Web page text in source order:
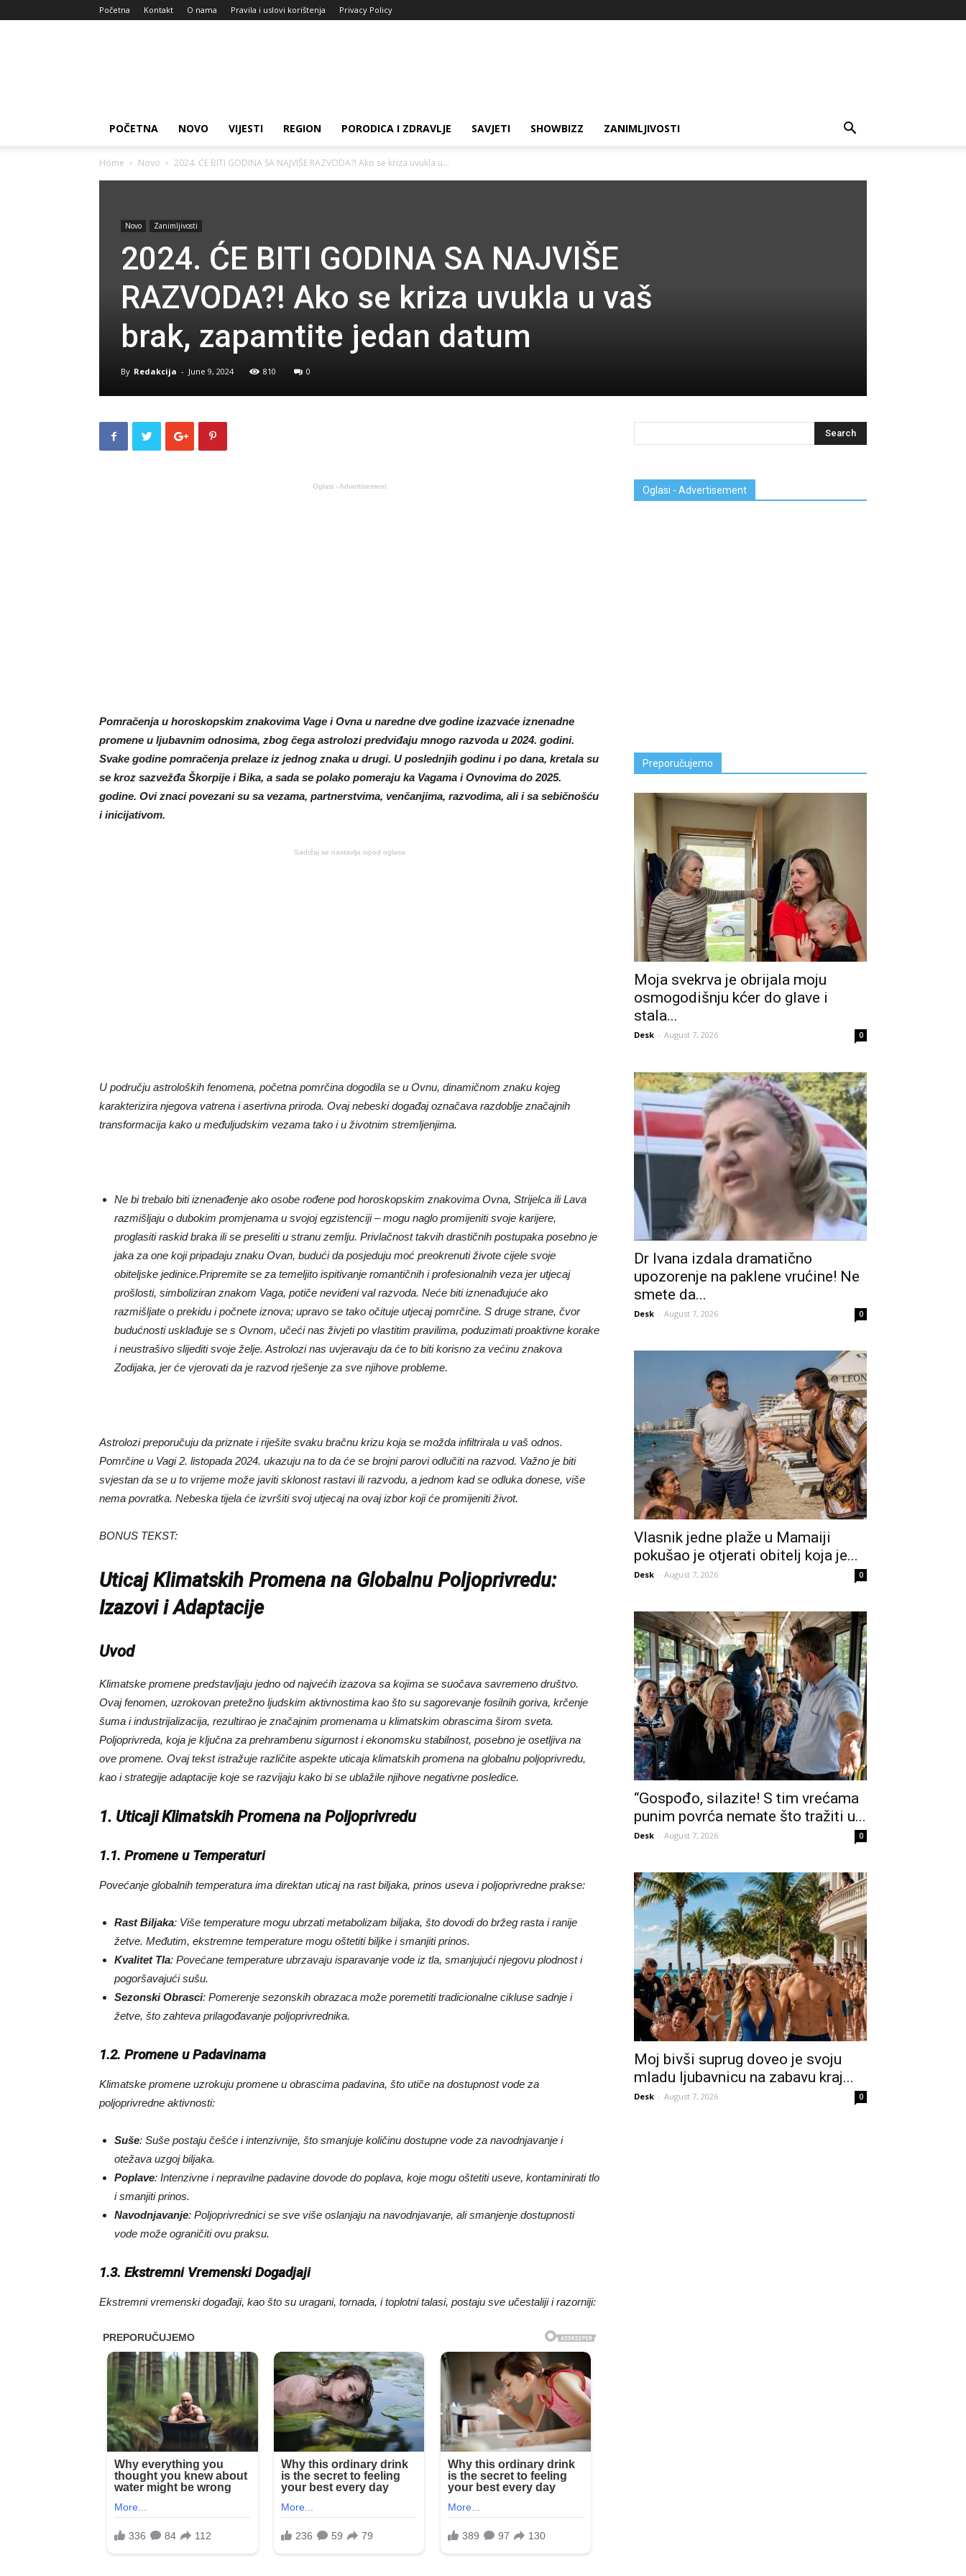
Početna Kontakt O nama Pravila i uslovi korištenja Privacy Policy
POČETNA NOVO VIJESTI REGION PORODICA I ZDRAVLJE SAVJETI SHOWBIZZ ZANIMLJIVOSTI
Home Novo 2024. ĆE BITI GODINA SA NAJVIŠE RAZVODA?! Ako se kriza uvukla u...
Novo Zanimljivosti
2024. ĆE BITI GODINA SA NAJVIŠE
RAZVODA?! Ako se kriza uvukla u vaš
brak, zapamtite jedan datum
By Redakcija - June 9, 2024 810 0
Oglasi - Advertisement
Pomračenja u horoskopskim znakovima Vage i Ovna u naredne dve godine izazvaće iznenadne
promene u ljubavnim odnosima, zbog čega astrolozi predviđaju mnogo razvoda u 2024. godini.
Svake godine pomračenja prelaze iz jednog znaka u drugi. U poslednjih godinu i po dana, kretala su
se kroz sazvežđa Škorpije i Bika, a sada se polako pomeraju ka Vagama i Ovnovima do 2025.
godine. Ovi znaci povezani su sa vezama, partnerstvima, venčanjima, razvodima, ali i sa sebičnošću
i inicijativom.
Sadržaj se nastavlja ispod oglasa
U području astroloških fenomena, početna pomrčina dogodila se u Ovnu, dinamičnom znaku kojeg
karakterizira njegova vatrena i asertivna priroda. Ovaj nebeski događaj označava razdoblje značajnih
transformacija kako u međuljudskim vezama tako i u životnim stremljenjima.
Ne bi trebalo biti iznenađenje ako osobe rođene pod horoskopskim znakovima Ovna, Strijelca ili Lava
razmišljaju o dubokim promjenama u svojoj egzistenciji – mogu naglo promijeniti svoje karijere,
proglasiti raskid braka ili se preseliti u stranu zemlju. Privlačnost takvih drastičnih postupaka posebno je
jaka za one koji pripadaju znaku Ovan, budući da posjeduju moć preokrenuti živote cijele svoje
obiteljske jedinice.Pripremite se za temeljito ispitivanje romantičnih i profesionalnih veza jer utjecaj
prošlosti, simboliziran znakom Vaga, potiče neviđeni val razvoda. Neće biti iznenađujuće ako
razmišljate o prekidu i počnete iznova; upravo se tako očituje utjecaj pomrčine. S druge strane, čvor
budućnosti usklađuje se s Ovnom, učeći nas živjeti po vlastitim pravilima, poduzimati proaktivne korake
i neustrašivo slijediti svoje želje. Astrolozi nas uvjeravaju da će to biti korisno za većinu znakova
Zodijaka, jer će vjerovati da je razvod rješenje za sve njihove probleme.
Astrolozi preporučuju da priznate i riješite svaku bračnu krizu koja se možda infiltrirala u vaš odnos.
Pomrčine u Vagi 2. listopada 2024. ukazuju na to da će se brojni parovi odlučiti na razvod. Važno je biti
svjestan da se u to vrijeme može javiti sklonost rastavi ili razvodu, a jednom kad se odluka donese, više
nema povratka. Nebeska tijela će izvršiti svoj utjecaj na ovaj izbor koji će promijeniti život.
BONUS TEKST:
Uticaj Klimatskih Promena na Globalnu Poljoprivredu:
Izazovi i Adaptacije
Uvod
Klimatske promene predstavljaju jedno od najvećih izazova sa kojima se suočava savremeno društvo.
Ovaj fenomen, uzrokovan pretežno ljudskim aktivnostima kao što su sagorevanje fosilnih goriva, krčenje
šuma i industrijalizacija, rezultirao je značajnim promenama u klimatskim obrascima širom sveta.
Poljoprivreda, koja je ključna za prehrambenu sigurnost i ekonomsku stabilnost, posebno je osetljiva na
ove promene. Ovaj tekst istražuje različite aspekte uticaja klimatskih promena na globalnu poljoprivredu,
kao i strategije adaptacije koje se razvijaju kako bi se ublažile njihove negativne posledice.
1. Uticaji Klimatskih Promena na Poljoprivredu
1.1. Promene u Temperaturi
Povećanje globalnih temperatura ima direktan uticaj na rast biljaka, prinos useva i poljoprivredne prakse:
Rast Biljaka: Više temperature mogu ubrzati metabolizam biljaka, što dovodi do bržeg rasta i ranije
žetve. Međutim, ekstremne temperature mogu oštetiti biljke i smanjiti prinos.
Kvalitet Tla: Povećane temperature ubrzavaju isparavanje vode iz tla, smanjujući njegovu plodnost i
pogoršavajući sušu.
Sezonski Obrasci: Pomerenje sezonskih obrazaca može poremetiti tradicionalne cikluse sadnje i
žetve, što zahteva prilagođavanje poljoprivrednika.
1.2. Promene u Padavinama
Klimatske promene uzrokuju promene u obrascima padavina, što utiče na dostupnost vode za
poljoprivredne aktivnosti:
Suše: Suše postaju češće i intenzivnije, što smanjuje količinu dostupne vode za navodnjavanje i
otežava uzgoj biljaka.
Poplave: Intenzivne i nepravilne padavine dovode do poplava, koje mogu oštetiti useve, kontaminirati tlo
i smanjiti prinos.
Navodnjavanje: Poljoprivrednici se sve više oslanjaju na navodnjavanje, ali smanjenje dostupnosti
vode može ograničiti ovu praksu.
1.3. Ekstremni Vremenski Dogadjaji
Ekstremni vremenski događaji, kao što su uragani, tornada, i toplotni talasi, postaju sve učestaliji i razorniji:
Oglasi - Advertisement
Preporučujemo
Moja svekrva je obrijala moju
osmogodišnju kćer do glave i
stala...
Desk - August 7, 2026 0
Dr Ivana izdala dramatično
upozorenje na paklene vrućine! Ne
smete da...
Desk - August 7, 2026 0
Vlasnik jedne plaže u Mamaiji
pokušao je otjerati obitelj koja je...
Desk - August 7, 2026 0
“Gospođo, silazite! S tim vrećama
punim povrća nemate što tražiti u...
Desk - August 7, 2026 0
Moj bivši suprug doveo je svoju
mladu ljubavnicu na zabavu kraj...
Desk - August 7, 2026 0